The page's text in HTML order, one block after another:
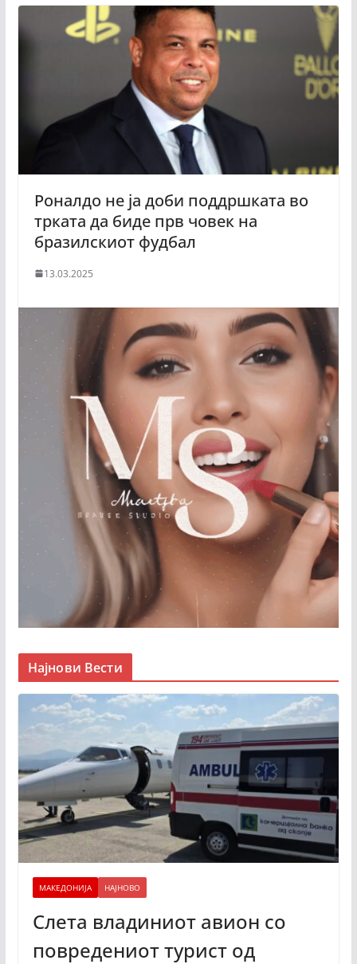
Роналдо не ја доби поддршката во
трката да биде прв човек на
бразилскиот фудбал
13.03.2025
Најнови Вести
МАКЕДОНИЈА НАЈНОВО
Слета владиниот авион со
повредениот турист од